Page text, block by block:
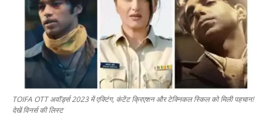
TOIFA OTT अवॉर्ड्स 2023 में एक्टिंग, कंटेंट क्रिएशन और टेक्निकल स्किल को मिली पहचान!
देखें विनर्स की लिस्ट